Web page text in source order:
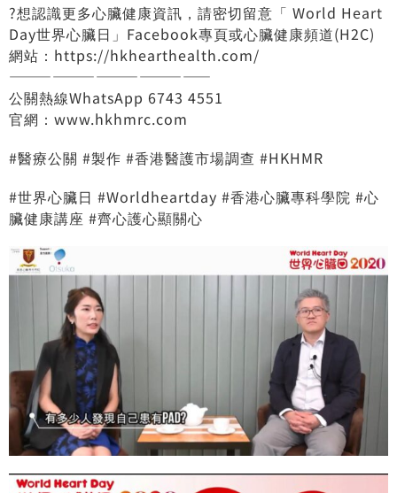
?想認識更多心臟健康資訊，請密切留意「 World Heart
Day世界心臟日」Facebook專頁或心臟健康頻道(H2C)
網站： https://hkhearthealth.com/
——————————————
公關熱線WhatsApp 6743 4551
官網： www.hkhmrc.com
#醫療公關 #製作 #香港醫護市場調查 #HKHMR
#世界心臟日 #Worldheartday #香港心臟專科學院 #心
臟健康講座 #齊心護心顯關心